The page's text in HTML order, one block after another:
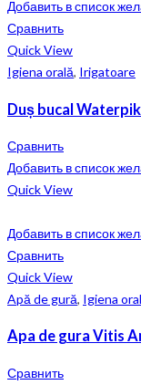
Добавить в список
Сравнить
Quick View
Igiena orală, Irigatoare
Duș bucal
Сравнить
Добавить в список
Quick View
Добавить в список
Сравнить
Quick View
Apă de gură, Igiena
Apa de gura Vitis
Сравнить